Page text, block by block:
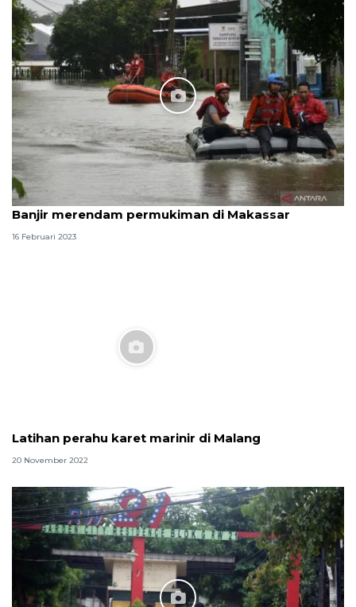
Banjir merendam permukiman di Makassar
16 Februari 2023
Latihan perahu karet marinir di Malang
20 November 2022